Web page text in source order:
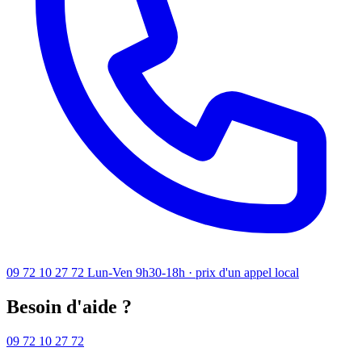
09 72 10 27 72 Lun-Ven 9h30-18h · prix d'un appel local
Besoin d'aide ?
09 72 10 27 72